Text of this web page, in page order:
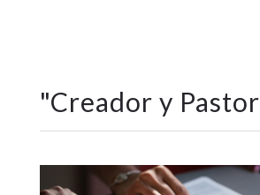
"Creador y Pastor